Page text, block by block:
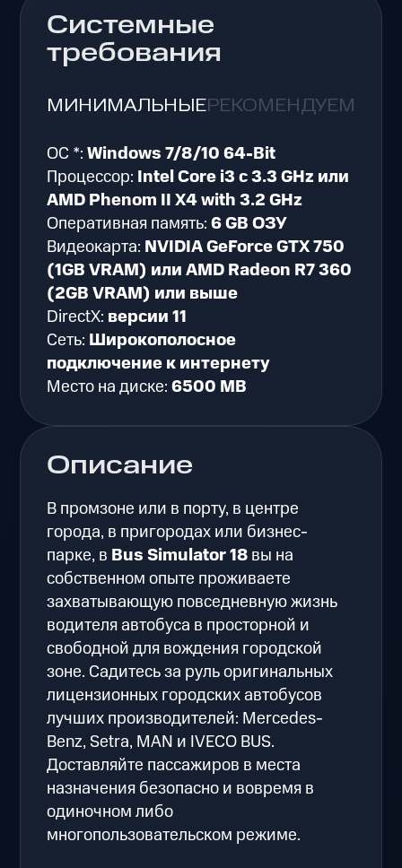
Описание
В промзоне или в порту, в центре
города, в пригородах или бизнес-
парке, в Bus Simulator 18вы на
собственном опыте проживаете
захватывающую повседневную жизнь
водителя автобуса в просторной и
свободной для вождения городской
зоне. Садитесь за руль оригинальных
лицензионных городских автобусов
лучших производителей: Mercedes-
Benz, Setra, MAN и IVECO BUS.
Доставляйте пассажиров в места
назначения безопасно и вовремя в
одиночном либо
многопользовательском режиме.
Системные
требования
МИНИМАЛЬНЫЕРЕКОМЕНДУЕМЫЕ
ОС *:Windows 7/8/10 64-Bit
Процессор: Intel Core i3 с 3.3 GHz или
AMD Phenom II X4 with 3.2 GHz
Оперативная память:6 GB ОЗУ
Видеокарта: NVIDIA GeForce GTX 750
(1GB VRAM) или AMD Radeon R7 360
(2GB VRAM) или выше
DirectX: версии 11
Сеть: Широкополосное
подключение к интернету
Место на диске:6500 MB